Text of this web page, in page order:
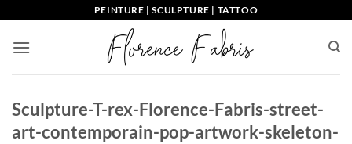
contenu
PEINTURE | SCULPTURE | TATTOO
Sculpture-T-rex-Florence-Fabris-street-
art-contemporain-pop-artwork-skeleton-